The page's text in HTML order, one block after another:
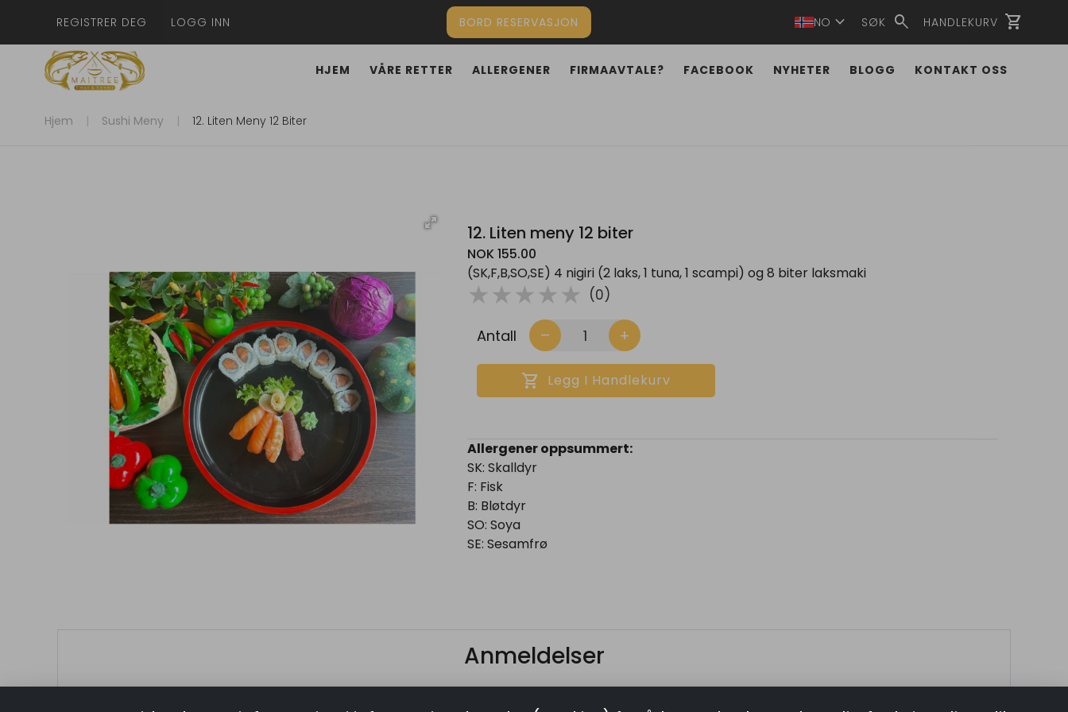
HJEM VÅRE RETTER ALLERGENER FIRMAAVTALE? FACEBOOK NYHETER BLOGG KONTAKT OSS
REGISTRER DEG LOGG INN BORD RESERVASJON NO expand_more SØK search HANDLEKURV shopping_cart
Hjem Sushi Meny 12. Liten Meny 12 Biter
12. Liten meny 12 biter
NOK 155.00
(SK,F,B,SO,SE) 4 nigiri (2 laks, 1 tuna, 1 scampi) og 8 biter laksmaki
( )
★
( ) ★
( ) ★
( ) ★
( ) ★ (0)
Antall remove add
shopping_cart Legg I Handlekurv
Allergener oppsummert:
SK: Skalldyr
F: Fisk
B: Bløtdyr
SO: Soya
SE: Sesamfrø
Anmeldelser